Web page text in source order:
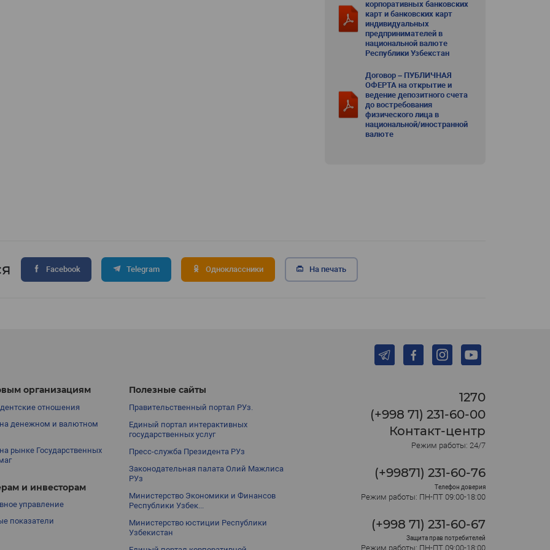
корпоративных банковских
карт и банковских карт
индивидуальных
предпринимателей в
национальной валюте
Республики Узбекстан
Договор – ПУБЛИЧНАЯ
ОФЕРТА на открытие и
ведение депозитного счета
до востребования
физического лица в
национальной/иностранной
валюте
Facebook Telegram Одноклассники На печать
организациям
отношения
денежном и валютном
рынке Государственных
и инвесторам
управление
показатели
Полезные сайты
Правительственный портал РУз.
Единый портал интерактивных
государственных услуг
Пресс-служба Президента РУз
Законодательная палата Олий Мажлиса
РУз
Министерство Экономики и Финансов
Республики Узбек...
Министерство юстиции Республики
Узбекистан
1270
(+998 71) 231-60-00
Контакт-центр
Режим работы: 24/7
(+99871) 231-60-76
Телефон доверия
Режим работы: ПН-ПТ 09:00-18:00
(+998 71) 231-60-67
Защита прав потребителей
Режим работы: ПН-ПТ 09:00-18:00